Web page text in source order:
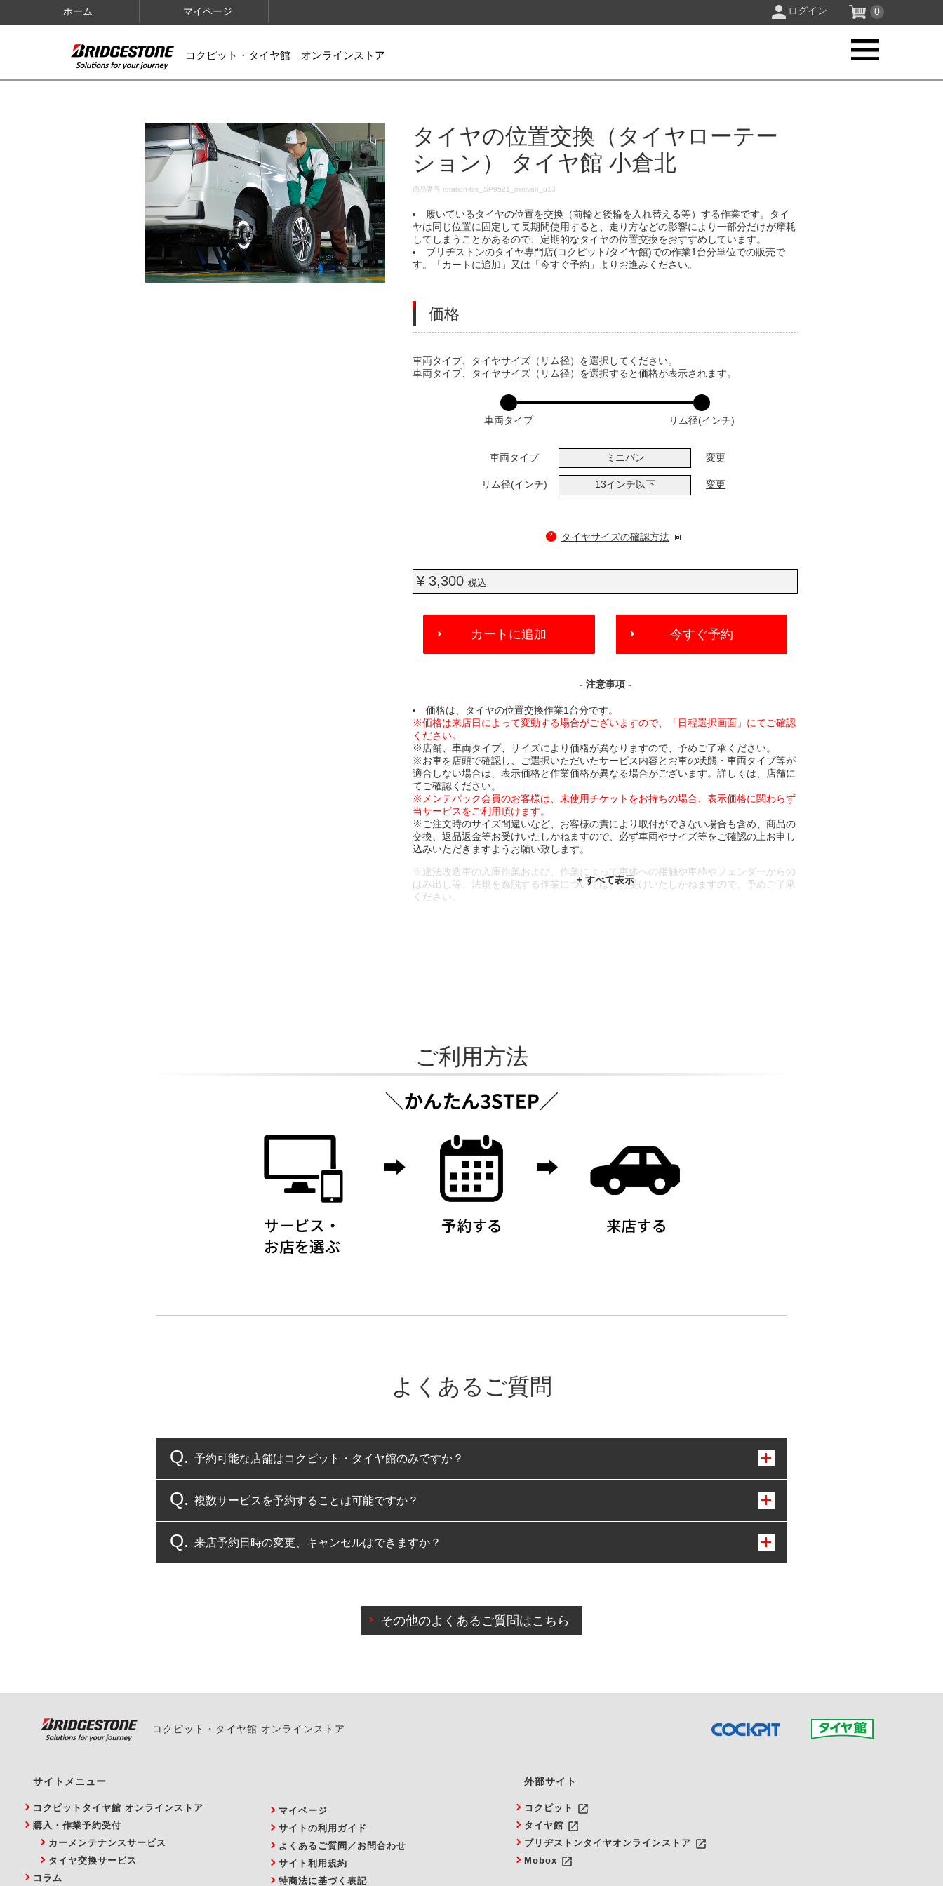
ホーム マイページ ログイン 0
コクピット・タイヤ館 オンラインストア
IMAGES
タイヤの位置交換（タイヤローテー
ション） タイヤ館 小倉北
DETAILS
商品番号 rotation-tire_SP9521_minivan_u13
履いているタイヤの位置を交換（前輪と後輪を入れ替える等）する作業です。タイ
ヤは同じ位置に固定して長期間使用すると、走り方などの影響により一部分だけが摩耗
してしまうことがあるので、定期的なタイヤの位置交換をおすすめしています。
ブリヂストンのタイヤ専門店(コクピット/タイヤ館)での作業1台分単位での販売で
す。「カートに追加」又は「今すぐ予約」よりお進みください。
価格
VARIATIONS
車両タイプ、タイヤサイズ（リム径）を選択してください。
車両タイプ、タイヤサイズ（リム径）を選択すると価格が表示されます。
車両タイプ リム径(インチ)
車両タイプ ミニバン 変更
リム径(インチ) 13インチ以下 変更
? タイヤサイズの確認方法
¥ 3,300税込
ADD
CART
カートに追加 今すぐ予約
- 注意事項 -
価格は、タイヤの位置交換作業1台分です。
※価格は来店日によって変動する場合がございますので、「日程選択画面」にてご確認
ください。
※店舗、車両タイプ、サイズにより価格が異なりますので、予めご了承ください。
※お車を店頭で確認し、ご選択いただいたサービス内容とお車の状態・車両タイプ等が
適合しない場合は、表示価格と作業価格が異なる場合がございます。詳しくは、店舗に
てご確認ください。
※メンテパック会員のお客様は、未使用チケットをお持ちの場合、表示価格に関わらず
当サービスをご利用頂けます。
※ご注文時のサイズ間違いなど、お客様の責により取付ができない場合も含め、商品の
交換、返品返金等お受けいたしかねますので、必ず車両やサイズ等をご確認の上お申し
込みいただきますようお願い致します。
※違法改造車の入庫作業および、作業によって車体への接触や車枠やフェンダーからの
はみ出し等、法規を逸脱する作業については、お受けいたしかねますので、予めご了承
ください。
ご利用方法
よくあるご質問
予約可能な店舗はコクピット・タイヤ館のみですか？
コクピット・タイヤ館のみとなります。
複数サービスを予約することは可能ですか？
複数サービスのご予約は可能です。
来店予約日時の変更、キャンセルはできますか？
また、やむを得ない事由によりご予約のキャンセルをご希望の際は、直接ご予約いただいた店舗へご連絡くださ
その他のよくあるご質問はこちら
コクピット・タイヤ館 オンラインストア
サイトメニュー
コクピットタイヤ館 オンラインストア
購入・作業予約受付
カーメンテナンスサービス
タイヤ交換サービス
コラム
マイページ
サイトの利用ガイド
よくあるご質問／お問合わせ
サイト利用規約
特商法に基づく表記
外部サイト
コクピット launch
タイヤ館 launch
ブリヂストンタイヤオンラインストア launch
Mobox launch